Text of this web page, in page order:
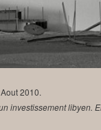
2010.
investissement libyen.